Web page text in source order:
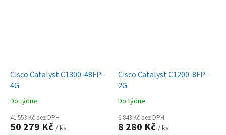
Cisco Catalyst C1300-48FP-
4G
Do týdne
41 553 Kč bez DPH
50 279 Kč / ks
Cisco Catalyst C1200-8FP-
2G
Do týdne
6 843 Kč bez DPH
8 280 Kč / ks